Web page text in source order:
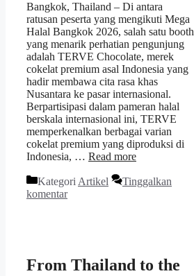
Bangkok, Thailand – Di antara
ratusan peserta yang mengikuti Mega
Halal Bangkok 2026, salah satu booth
yang menarik perhatian pengunjung
adalah TERVE Chocolate, merek
cokelat premium asal Indonesia yang
hadir membawa cita rasa khas
Nusantara ke pasar internasional.
Berpartisipasi dalam pameran halal
berskala internasional ini, TERVE
memperkenalkan berbagai varian
cokelat premium yang diproduksi di
Indonesia, … Read more
Kategori Artikel
Tinggalkan
komentar
From Thailand to the